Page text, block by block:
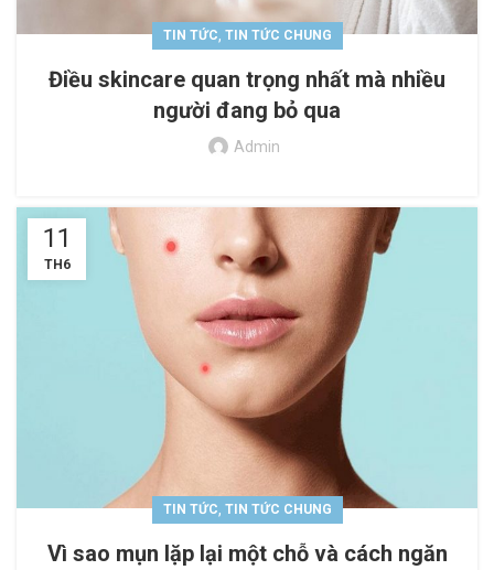
TIN TỨC, TIN TỨC CHUNG
Điều skincare quan trọng nhất mà nhiều
người đang bỏ qua
Admin
11
TH6
TIN TỨC, TIN TỨC CHUNG
Vì sao mụn lặp lại một chỗ và cách ngăn